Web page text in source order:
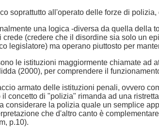
soprattutto all'operato delle forze di
una logica -diversa da quella della
(credere che il disordine sia solo un
legislatore) ma operano piuttosto per
le istituzioni maggiormente chiamate ad
(2000), per comprendere il
armato delle istituzioni penali, ovvero
concetto di "polizia" rimanda ad una
considerare la polizia quale un semplice
che d'altro canto è
p.10).